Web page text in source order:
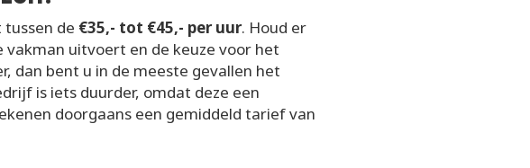
de €35,- tot €45,- per uur. Houd er
uitvoert en de keuze voor het
dan bent u in de meeste gevallen het
is iets duurder, omdat deze een
doorgaans een gemiddeld tarief van